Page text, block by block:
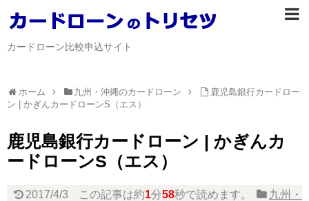
カードローン比較申込サイト
ホーム 九州・沖縄のカードローン
鹿児島銀行カードロー
ン | かぎんカードローンS（エス）
鹿児島銀行カードローン | かぎんカ
ードローンS（エス）
2017/4/3 この記事は約1分58秒で読めます。
九州・